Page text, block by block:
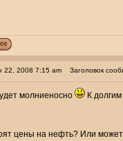
22, 2008 7:15 am Заголовок
молниеносно К
цены на нефть? Или